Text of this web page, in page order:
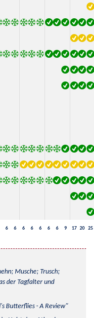
6 6 6 6 6 6 6 9 17 20 25
Musche; Trusch;
der Tagfalter und
Butterflies - A Review